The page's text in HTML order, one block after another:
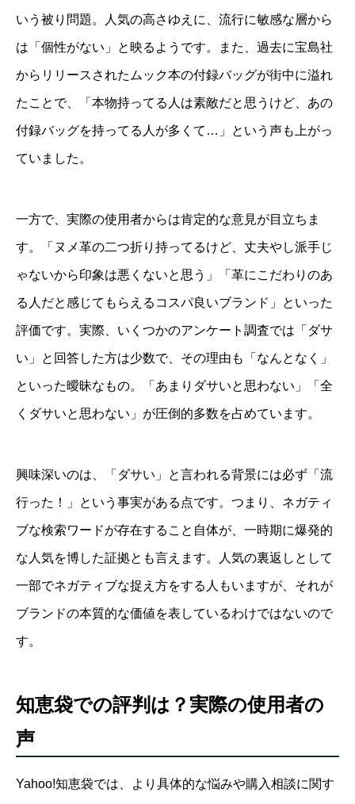
いう被り問題。人気の高さゆえに、流行に敏感な層から
は「個性がない」と映るようです。また、過去に宝島社
からリリースされたムック本の付録バッグが街中に溢れ
たことで、「本物持ってる人は素敵だと思うけど、あの
付録バッグを持ってる人が多くて…」という声も上がっ
ていました。
一方で、実際の使用者からは肯定的な意見が目立ちま
す。「ヌメ革の二つ折り持ってるけど、丈夫やし派手じ
ゃないから印象は悪くないと思う」「革にこだわりのあ
る人だと感じてもらえるコスパ良いブランド」といった
評価です。実際、いくつかのアンケート調査では「ダサ
い」と回答した方は少数で、その理由も「なんとなく」
といった曖昧なもの。「あまりダサいと思わない」「全
くダサいと思わない」が圧倒的多数を占めています。
興味深いのは、「ダサい」と言われる背景には必ず「流
行った！」という事実がある点です。つまり、ネガティ
ブな検索ワードが存在すること自体が、一時期に爆発的
な人気を博した証拠とも言えます。人気の裏返しとして
一部でネガティブな捉え方をする人もいますが、それが
ブランドの本質的な価値を表しているわけではないので
す。
知恵袋での評判は？実際の使用者の
声
Yahoo!知恵袋では、より具体的な悩みや購入相談に関す